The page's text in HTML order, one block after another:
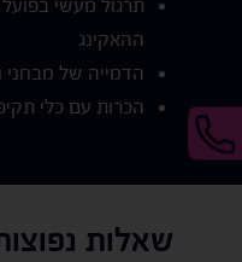
ההאקינג
הדמייה של
הכרות עם כלי